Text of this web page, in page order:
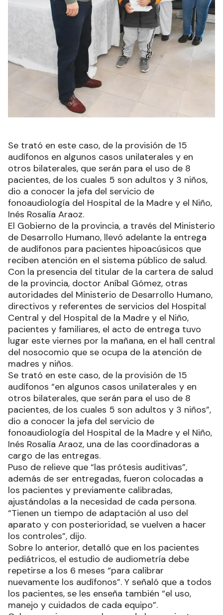
Se trató en este caso, de la provisión de 15
audífonos en algunos casos unilaterales y en
otros bilaterales, que serán para el uso de 8
pacientes, de los cuales 5 son adultos y 3 niños,
dio a conocer la jefa del servicio de
fonoaudiología del Hospital de la Madre y el Niño,
Inés Rosalía Araoz.
El Gobierno de la provincia, a través del Ministerio
de Desarrollo Humano, llevó adelante la entrega
de audífonos para pacientes hipoacúsicos que
reciben atención en el sistema público de salud.
Con la presencia del titular de la cartera de salud
de la provincia, doctor Aníbal Gómez, otras
autoridades del Ministerio de Desarrollo Humano,
directivos y referentes de servicios del Hospital
Central y del Hospital de la Madre y el Niño,
pacientes y familiares, el acto de entrega tuvo
lugar este viernes por la mañana, en el hall central
del nosocomio que se ocupa de la atención de
madres y niños.
Se trató en este caso, de la provisión de 15
audífonos “en algunos casos unilaterales y en
otros bilaterales, que serán para el uso de 8
pacientes, de los cuales 5 son adultos y 3 niños”,
dio a conocer la jefa del servicio de
fonoaudiología del Hospital de la Madre y el Niño,
Inés Rosalía Araoz, una de las coordinadoras a
cargo de las entregas.
Puso de relieve que “las prótesis auditivas”,
además de ser entregadas, fueron colocadas a
los pacientes y previamente calibradas,
ajustándolas a la necesidad de cada persona.
“Tienen un tiempo de adaptación al uso del
aparato y con posterioridad, se vuelven a hacer
los controles”, dijo.
Sobre lo anterior, detalló que en los pacientes
pediátricos, el estudio de audiometría debe
repetirse a los 6 meses “para calibrar
nuevamente los audífonos”. Y señaló que a todos
los pacientes, se les enseña también “el uso,
manejo y cuidados de cada equipo”.